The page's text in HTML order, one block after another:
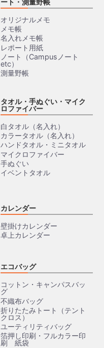
オリジナルメモ
メモ帳
名入れメモ帳
レポート用紙
ノート（Campusノート
etc）
測量野帳
タオル・手ぬぐい・マイク
ロファイバー
白タオル（名入れ）
カラータオル（名入れ）
ハンドタオル・ミニタオル
マイクロファイバー
手ぬぐい
イベントタオル
カレンダー
壁掛けカレンダー
卓上カレンダー
エコバッグ
コットン・キャンパスバッ
グ
不織布バッグ
折りたたみトート（テント
クロス）
ユーティリティバッグ
箔押し印刷・フルカラー印
刷 紙袋